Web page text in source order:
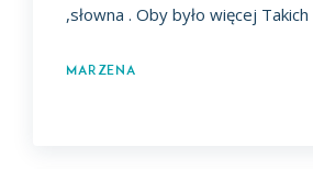
,słowna . Oby było więcej Takich
Marzena